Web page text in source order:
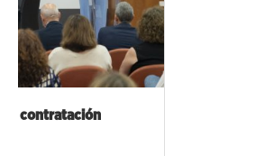
El III Congreso Contratación